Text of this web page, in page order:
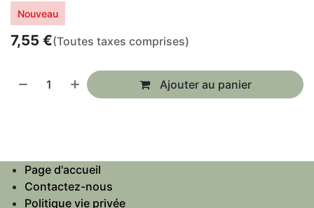
Nouveau
7,55 €(Toutes taxes comprises)
Ajouter au panier
Page d'accueil
Contactez-nous
Politique vie privée